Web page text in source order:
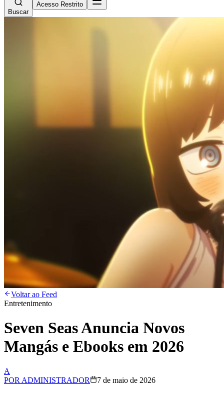
Buscar
Acesso Restrito
Voltar ao Feed
Entretenimento
Seven Seas Anuncia Novos
Mangás e Ebooks em 2026
A
POR ADMINISTRADOR 7 de maio de 2026